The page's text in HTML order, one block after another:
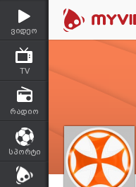
ვიდეო
TV
რადიო
სპორტი